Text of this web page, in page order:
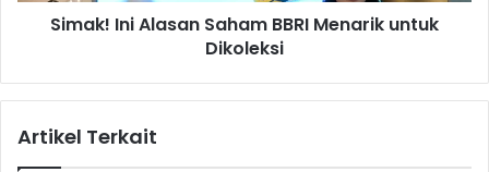
s
k
n
Simak! Ini Alasan Saham BBRI Menarik untuk
Dikoleksi
Artikel Terkait